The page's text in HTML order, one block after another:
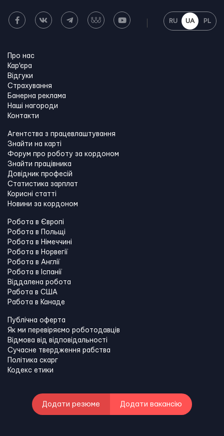
RU UA PL
Про нас
Кар'єра
Відгуки
Страхування
Банерна реклама
Наші нагороди
Контакти
Агентства з працевлаштування
Знайти на карті
Форум про роботу за кордоном
Знайти працівника
Довідник професій
Статистика зарплат
Корисні статті
Новини за кордоном
Робота в Європі
Робота в Польщі
Робота в Німеччині
Робота в Норвегії
Робота в Англії
Робота в Іспанії
Віддалена робота
Работа в США
Работа в Канадe
Публічна оферта
Як ми перевіряємо роботодавців
Відмова від відповідальності
Сучасне твердження рабства
Політика скарг
Кодекс етики
Додати резюме Додати вакансію